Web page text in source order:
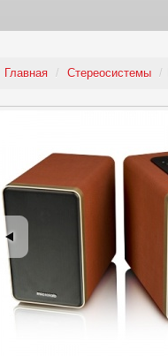
Главная / Стереосистемы /